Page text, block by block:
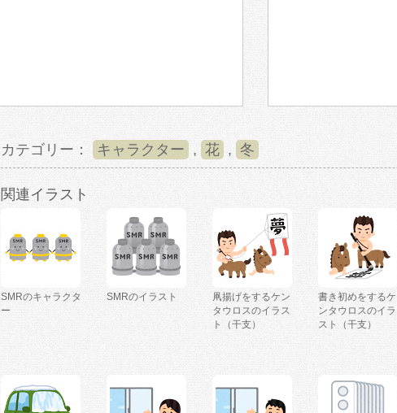
カテゴリー： キャラクター , 花 , 冬
関連イラスト
SMRのキャラクタ
ー
SMRのイラスト
凧揚げをするケン
タウロスのイラス
ト（干支）
書き初めをするケ
ンタウロスのイラ
スト（干支）